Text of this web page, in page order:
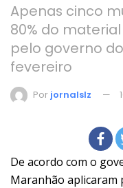
Apenas cinco
80% do
pelo governo
fevereiro
Por jornalslz
De acordo com o
Maranhão aplicaram